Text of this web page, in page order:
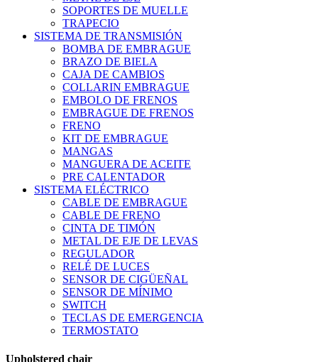
SOPORTES DE MUELLE
TRAPECIO
SISTEMA DE TRANSMISIÓN
BOMBA DE EMBRAGUE
BRAZO DE BIELA
CAJA DE CAMBIOS
COLLARIN EMBRAGUE
EMBOLO DE FRENOS
EMBRAGUE DE FRENOS
FRENO
KIT DE EMBRAGUE
MANGAS
MANGUERA DE ACEITE
PRE CALENTADOR
SISTEMA ELÉCTRICO
CABLE DE EMBRAGUE
CABLE DE FRENO
CINTA DE TIMÓN
METAL DE EJE DE LEVAS
REGULADOR
RELÉ DE LUCES
SENSOR DE CIGÜEÑAL
SENSOR DE MÍNIMO
SWITCH
TECLAS DE EMERGENCIA
TERMOSTATO
Upholstered chair